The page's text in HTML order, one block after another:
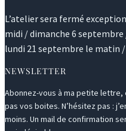
L’atelier sera fermé
midi / dimanche 6
lundi 21 septembre le matin
NEWSLETTER
Abonnez-vous à ma petite lettre,
pas vos boites. N’hésitez pas :
moins. Un mail de confirmation